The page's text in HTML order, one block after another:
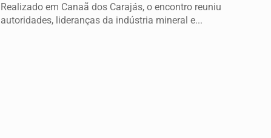
Realizado em Canaã dos Carajás, o encontro reuniu
autoridades, lideranças da indústria mineral e...